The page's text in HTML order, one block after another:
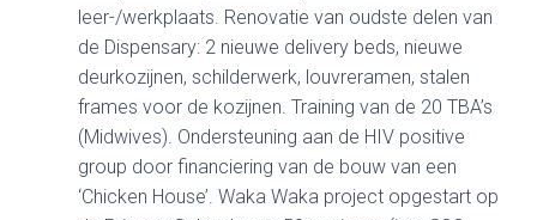
leer-/werkplaats. Renovatie van oudste delen van
de Dispensary: 2 nieuwe delivery beds, nieuwe
deurkozijnen, schilderwerk, louvreramen, stalen
frames voor de kozijnen. Training van de 20 TBA’s
(Midwives). Ondersteuning aan de HIV positive
group door financiering van de bouw van een
‘Chicken House’. Waka Waka project opgestart op